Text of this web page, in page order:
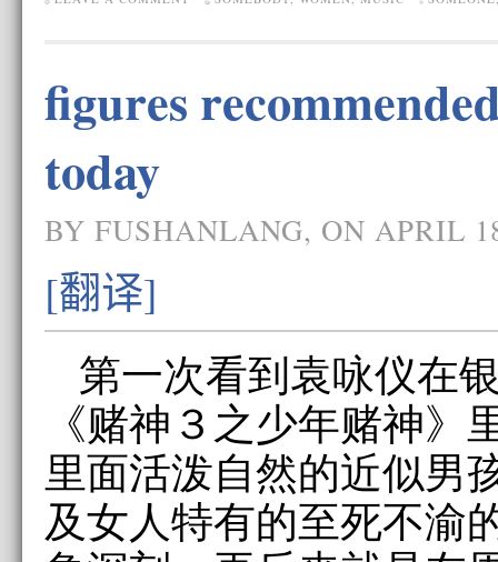
figures
today
BY FUSHANLANG, ON APRIL
[翻译]
第一次看到袁咏仪在
《赌神３之少年赌神》
里面活泼自然的近似男
及女人特有的至死不渝